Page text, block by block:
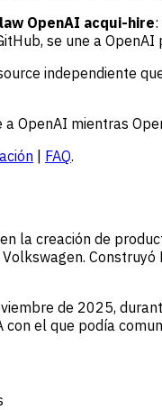
OpenAI acqui-hire
se une a
independiente
OpenAI mientras
| FAQ.
creación de
de 2025,
el que podía